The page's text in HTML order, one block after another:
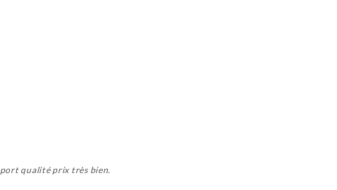
qualité prix très bien.